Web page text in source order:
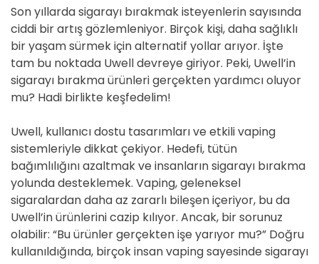
Son yıllarda sigarayı bırakmak isteyenlerin sayısında
ciddi bir artış gözlemleniyor. Birçok kişi, daha sağlıklı
bir yaşam sürmek için alternatif yollar arıyor. İşte
tam bu noktada Uwell devreye giriyor. Peki, Uwell’in
sigarayı bırakma ürünleri gerçekten yardımcı oluyor
mu? Hadi birlikte keşfedelim!
Uwell, kullanıcı dostu tasarımları ve etkili vaping
sistemleriyle dikkat çekiyor. Hedefi, tütün
bağımlılığını azaltmak ve insanların sigarayı bırakma
yolunda desteklemek. Vaping, geleneksel
sigaralardan daha az zararlı bileşen içeriyor, bu da
Uwell’in ürünlerini cazip kılıyor. Ancak, bir sorunuz
olabilir: “Bu ürünler gerçekten işe yarıyor mu?” Doğru
kullanıldığında, birçok insan vaping sayesinde sigarayı